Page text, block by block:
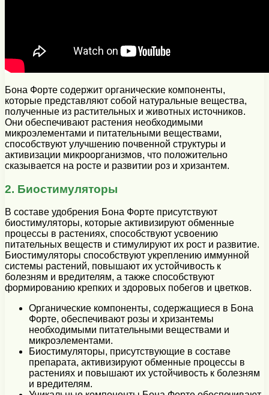
Бона Форте содержит органические компоненты,
которые представляют собой натуральные вещества,
полученные из растительных и животных источников.
Они обеспечивают растения необходимыми
микроэлементами и питательными веществами,
способствуют улучшению почвенной структуры и
активизации микроорганизмов, что положительно
сказывается на росте и развитии роз и хризантем.
2. Биостимуляторы
В составе удобрения Бона Форте присутствуют
биостимуляторы, которые активизируют обменные
процессы в растениях, способствуют усвоению
питательных веществ и стимулируют их рост и развитие.
Биостимуляторы способствуют укреплению иммунной
системы растений, повышают их устойчивость к
болезням и вредителям, а также способствуют
формированию крепких и здоровых побегов и цветков.
Органические компоненты, содержащиеся в Бона
Форте, обеспечивают розы и хризантемы
необходимыми питательными веществами и
микроэлементами.
Биостимуляторы, присутствующие в составе
препарата, активизируют обменные процессы в
растениях и повышают их устойчивость к болезням
и вредителям.